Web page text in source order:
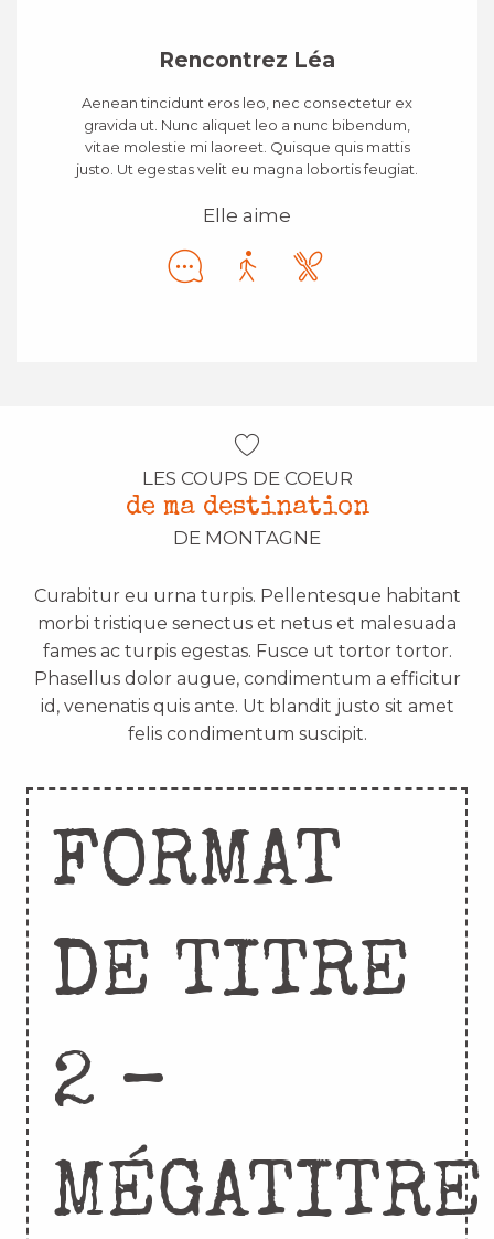
Rencontrez Léa
Aenean tincidunt eros leo, nec consectetur ex
gravida ut. Nunc aliquet leo a nunc bibendum,
vitae molestie mi laoreet. Quisque quis mattis
justo. Ut egestas velit eu magna lobortis feugiat.
Elle aime
LES COUPS DE COEUR
de ma destination
DE MONTAGNE
Curabitur eu urna turpis. Pellentesque habitant
morbi tristique senectus et netus et malesuada
fames ac turpis egestas. Fusce ut tortor tortor.
Phasellus dolor augue, condimentum a efficitur
id, venenatis quis ante. Ut blandit justo sit amet
felis condimentum suscipit.
FORMAT
DE TITRE
2 –
MÉGATITRE